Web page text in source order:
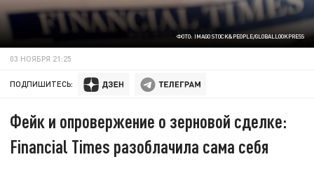
ФОТО: IMAGO STOCK&PEOPLE/GLOBALLOOKPRESS
03 НОЯБРЯ 21:25
ПОДПИШИТЕСЬ:
Фейк и опровержение о зерновой сделке:
Financial Times разоблачила сама себя